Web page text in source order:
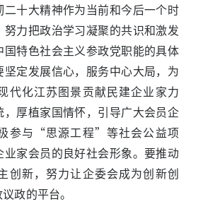
十大精神作为当前和今后一个时
力把政治学习凝聚的共识和激发
特色社会主义参政党职能的具体
定发展信心，服务中心大局，为
代化江苏图景贡献民建企业家力
厚植家国情怀，引导广大会员企
参与“思源工程”等社会公益项
业家会员的良好社会形象。要推动
创新，努力让企委会成为创新创
政的平台。